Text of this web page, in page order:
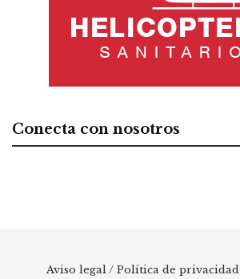
Conecta con nosotros
Aviso legal / Política de privacidad